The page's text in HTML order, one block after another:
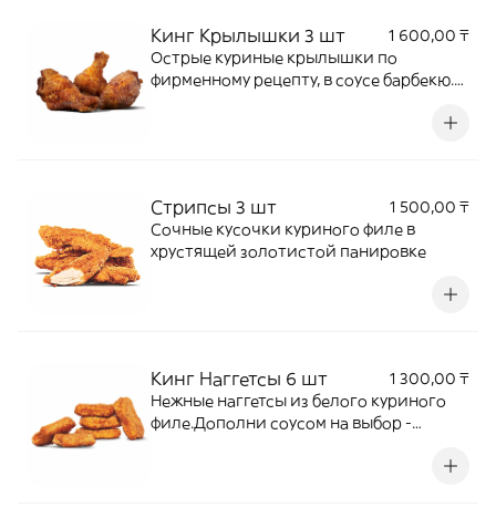
Кинг Крылышки 3 шт
1 600,00 ₸
Острые куриные крылышки по
фирменному рецепту, в соусе барбекю.
Стрипсы 3 шт
1 500,00 ₸
Сочные кусочки куриного филе в
хрустящей золотистой панировке
Кинг Наггетсы 6 шт
1 300,00 ₸
Нежные наггетсы из белого куриного
филе.Дополни соусом на выбор -